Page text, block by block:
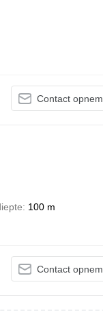
Contact
100 m
Contact